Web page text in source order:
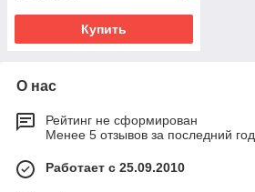
Купить
О нас
Рейтинг не сформирован
Менее 5 отзывов за последний год
Работает с 25.09.2010